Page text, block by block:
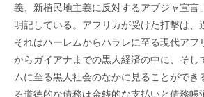
義、新植民地主義に反対するアブジャ宣言
明記している。アフリカが受けた打撃は、
それはハーレムからハラレに至る現代アフ
からガイアナまでの黒人経済の中に、そし
ムに至る黒人社会のなかに見ることができ
る道徳的な債務は金銭的な支払いと債務帳